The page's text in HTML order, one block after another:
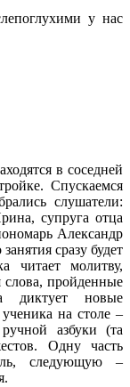
у нас
в соседней
Спускаемся
слушатели:
супруга отца
Александр
сразу будет
читает молитву,
слова, пройденные
диктует новые
на столе –
азбуки (та
Одну часть
следующую –